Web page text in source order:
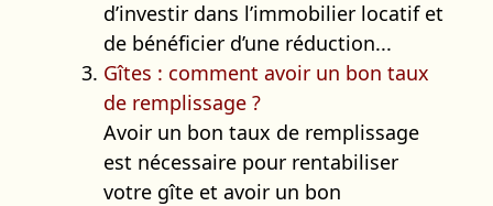
d’investir dans l’immobilier locatif et
de bénéficier d’une réduction...
Gîtes : comment avoir un bon taux
de remplissage ?
Avoir un bon taux de remplissage
est nécessaire pour rentabiliser
votre gîte et avoir un bon